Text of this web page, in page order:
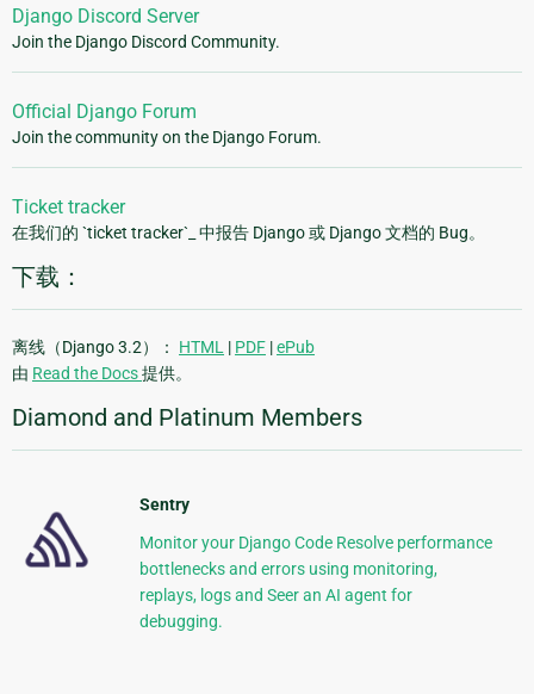
Django Discord Server
Join the Django Discord Community.
Official Django Forum
Join the community on the Django Forum.
Ticket tracker
在我们的 `ticket tracker`_ 中报告 Django 或 Django 文档的 Bug。
下载：
离线（Django 3.2）： HTML | PDF |ePub
由 Read the Docs提供。
Diamond and Platinum Members
Sentry
Monitor your Django Code Resolve performance
bottlenecks and errors using monitoring,
replays, logs and Seer an AI agent for
debugging.